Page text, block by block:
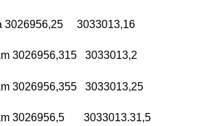
3026956,25 3033013,16
3026956,315 3033013,2
3026956,355 3033013,25
3026956,5 3033013.31,5